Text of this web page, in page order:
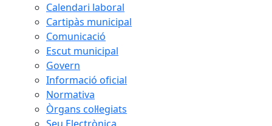
Calendari laboral
Cartipàs municipal
Comunicació
Escut municipal
Govern
Informació oficial
Normativa
Òrgans col·legiats